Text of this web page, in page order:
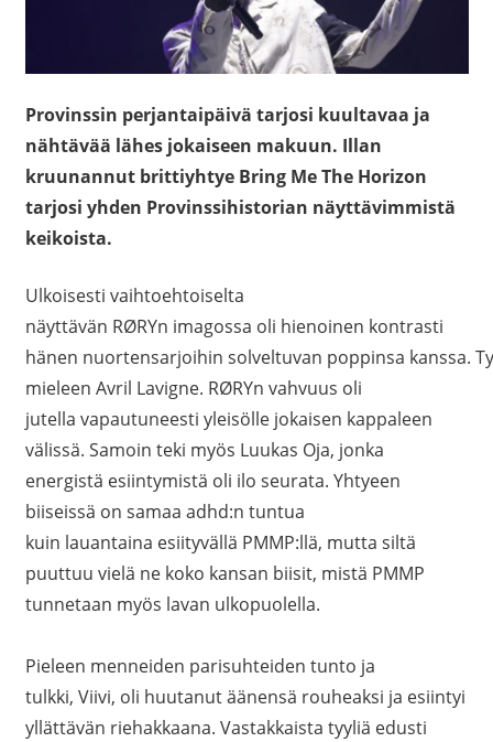
Provinssin perjantaipäivä tarjosi kuultavaa ja
nähtävää lähes jokaiseen makuun. Illan
kruunannut brittiyhtye Bring Me The Horizon
tarjosi yhden Provinssihistorian näyttävimmistä
keikoista.
Ulkoisesti vaihtoehtoiselta
näyttävän RØRYn imagossa oli hienoinen kontrasti
hänen nuortensarjoihin solveltuvan poppinsa kanssa.
mieleen Avril Lavigne. RØRYn vahvuus oli
jutella vapautuneesti yleisölle jokaisen kappaleen
välissä. Samoin teki myös Luukas Oja, jonka
energistä esiintymistä oli ilo seurata. Yhtyeen
biiseissä on samaa adhd:n tuntua
kuin lauantaina esiityvällä PMMP:llä, mutta siltä
puuttuu vielä ne koko kansan biisit, mistä PMMP
tunnetaan myös lavan ulkopuolella.
Pieleen menneiden parisuhteiden tunto ja
tulkki, Viivi, oli huutanut äänensä rouheaksi ja esiintyi
yllättävän riehakkaana. Vastakkaista tyyliä edusti